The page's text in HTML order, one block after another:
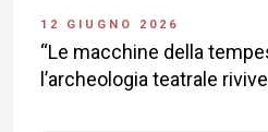
12 GIUGNO 2026
“Le macchine della
l’archeologia teatrale rivive